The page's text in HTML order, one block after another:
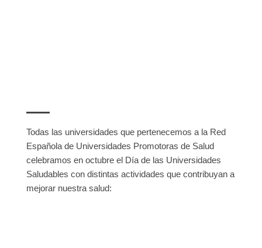
Todas las universidades que pertenecemos a la Red
Española de Universidades Promotoras de Salud
celebramos en octubre el Día de las Universidades
Saludables con distintas actividades que contribuyan a
mejorar nuestra salud: